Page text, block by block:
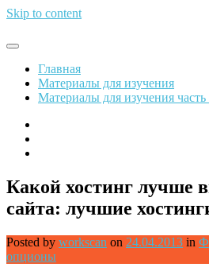
Skip to content
Обрети
Главная
Материалы для изучения
Материалы для изучения часть
Какой хостинг лучше
сайта: лучшие
Posted by workscan on 24.04.2013 in
опционы